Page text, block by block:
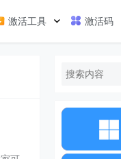
激活工具 激活码